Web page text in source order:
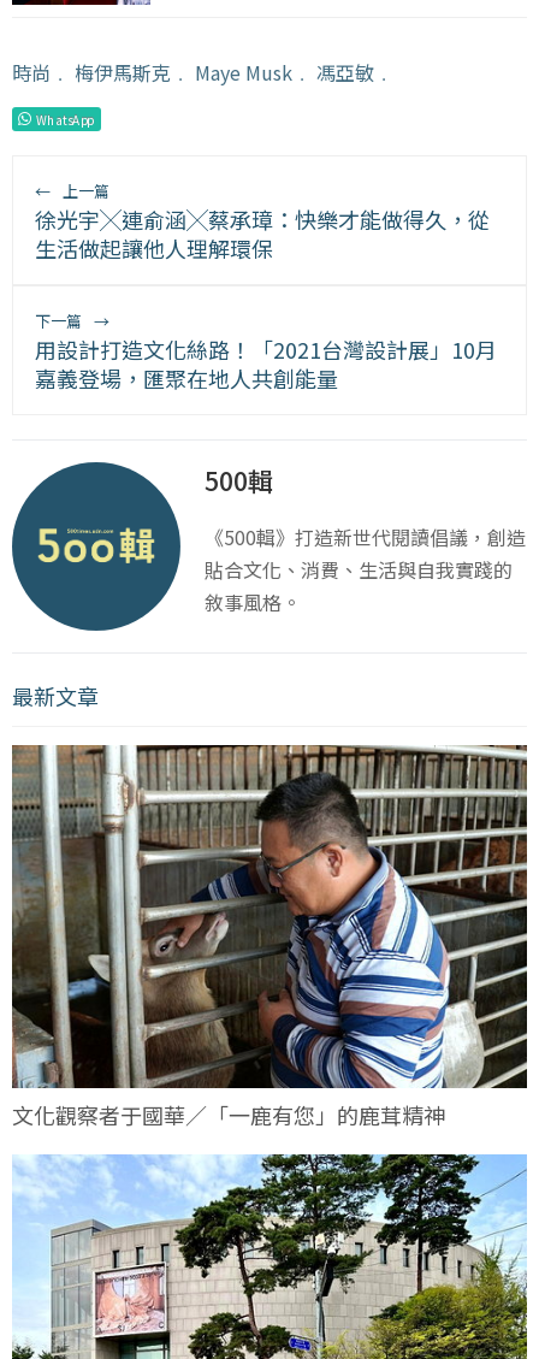
時尚 ﹒ 梅伊馬斯克 ﹒ Maye Musk ﹒ 馮亞敏 ﹒
WhatsApp
← 上一篇
徐光宇╳連俞涵╳蔡承璋：快樂才能做得久，從
生活做起讓他人理解環保
下一篇 →
用設計打造文化絲路！「2021台灣設計展」10月
嘉義登場，匯聚在地人共創能量
500輯
《500輯》打造新世代閱讀倡議，創造
貼合文化、消費、生活與自我實踐的
敘事風格。
最新文章
文化觀察者于國華／「一鹿有您」的鹿茸精神